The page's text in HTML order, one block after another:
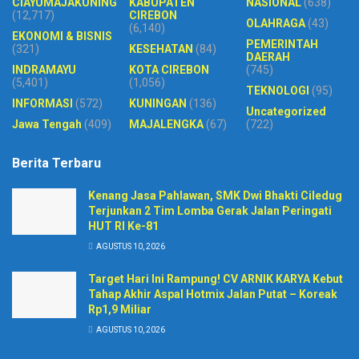
CIAYUMAJAKUNING
(12,717)
EKONOMI & BISNIS
(321)
INDRAMAYU
(5,401)
INFORMASI (572)
Jawa Tengah (409)
KABUPATEN
CIREBON
(6,140)
KESEHATAN (84)
KOTA CIREBON
(1,056)
KUNINGAN (136)
MAJALENGKA(67)
NASIONAL(638)
OLAHRAGA(43)
PEMERINTAH
DAERAH
(745)
TEKNOLOGI (95)
Uncategorized
(722)
Berita Terbaru
Kenang Jasa Pahlawan, SMK Dwi Bhakti Ciledug
Terjunkan 2 Tim Lomba Gerak Jalan Peringati
HUT RI Ke-81
AGUSTUS 10, 2026
Target Hari Ini Rampung! CV ARNIK KARYA Kebut
Tahap Akhir Aspal Hotmix Jalan Putat – Koreak
Rp1,9 Miliar
AGUSTUS 10, 2026